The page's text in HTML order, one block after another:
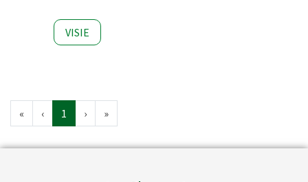
VISIE
« ‹ 1 › »